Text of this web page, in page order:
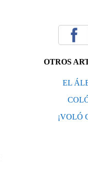
OTROS
EL
¡VOLÓ